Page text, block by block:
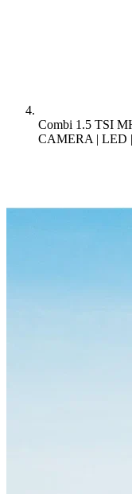
Combi 1.5 TSI
CAMERA | LED